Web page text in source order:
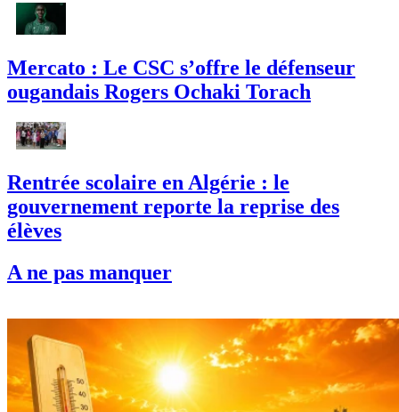
Mercato : Le CSC s’offre le défenseur
ougandais Rogers Ochaki Torach
Rentrée scolaire en Algérie : le
gouvernement reporte la reprise des
élèves
A ne pas manquer